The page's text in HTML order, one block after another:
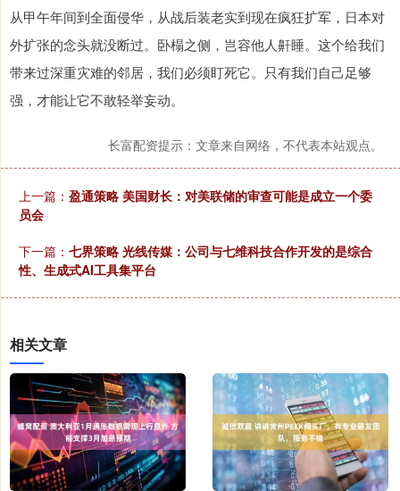
从甲午年间到全面侵华，从战后装老实到现在疯狂扩军，日本对
外扩张的念头就没断过。卧榻之侧，岂容他人鼾睡。这个给我们
带来过深重灾难的邻居，我们必须盯死它。只有我们自己足够
强，才能让它不敢轻举妄动。
长富配资提示：文章来自网络，不代表本站观点。
上一篇： 盈通策略 美国财长：对美联储的审查可能是成立一个委
员会
下一篇： 七界策略 光线传媒：公司与七维科技合作开发的是综合
性、生成式AI工具集平台
相关文章